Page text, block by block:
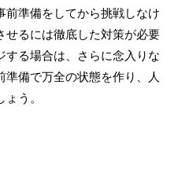
前準備をしてから挑戦しなけ
せるには徹底した対策が必要
する場合は、さらに念入りな
備で万全の状態を作り、人
う。